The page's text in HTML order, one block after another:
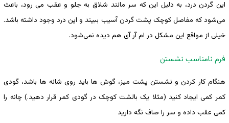
این گردن درد، به دلیل این که سر مانند شلاق به جلو و عقب می رود، باعث
می‌شود که مفاصل کوچک پشت گردن آسیب ببیند و این درد وجود داشته باشد.
خیلی از مواقع این مشکل در ام آر آی هم دیده نمی‌شود.
فرم نامناسب نشستن
هنگام کار کردن و نشستن پشت میز، گوش ها باید روی شانه ها باشد، گودی
کمر کمی ایجاد کنید (مثلا یک بالشت کوچک در گودی کمر قرار دهید.) چانه را
کمی عقب داده و سر را صاف نگه دارید